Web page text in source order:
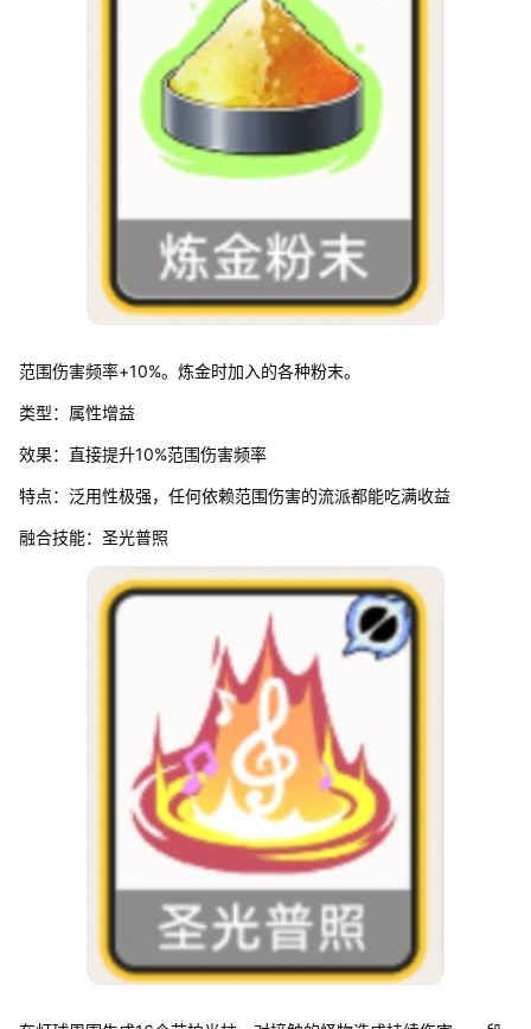
范围伤害频率+10%。炼金时加入的各种粉末。
类型：属性增益
效果：直接提升10%范围伤害频率
特点：泛用性极强，任何依赖范围伤害的流派都能吃满收益
融合技能：圣光普照